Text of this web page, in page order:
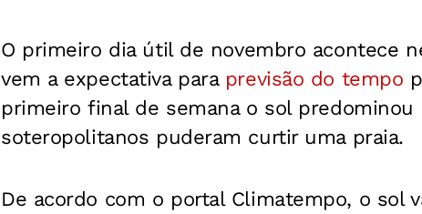
O primeiro dia útil de novembro acontece
vem a expectativa para previsão do tempo
primeiro final de semana o sol predominou
soteropolitanos puderam curtir uma praia.
De acordo com o portal Climatempo, o sol